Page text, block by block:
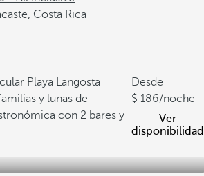
Costa Rica
Playa Langosta
y lunas de
con 2 bares y
Desde
186/noche
Ver
disponibilidad